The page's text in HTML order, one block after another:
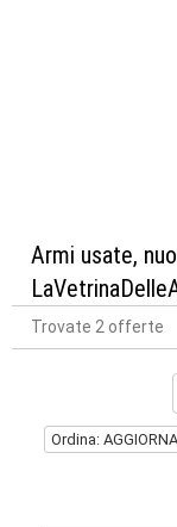
Armi usate,
Trovate 2 offerte
Ordina: